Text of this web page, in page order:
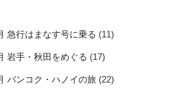
急行はまなす号に乗る (11)
岩手・秋田をめぐる (17)
バンコク・ハノイの旅 (22)